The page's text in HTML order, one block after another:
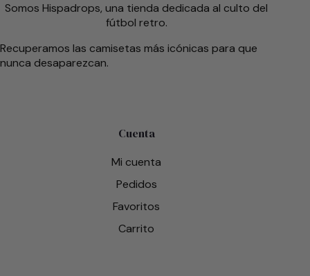
Somos Hispadrops, una tienda dedicada al culto del
fútbol retro.
Recuperamos las camisetas más icónicas para que
nunca desaparezcan.
Cuenta
Mi cuenta
Pedidos
Favoritos
Carrito